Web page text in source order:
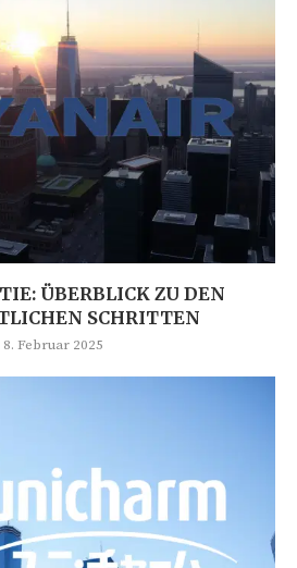
ÜBERBLICK ZU DEN
SCHRITTEN
8. Februar 2025